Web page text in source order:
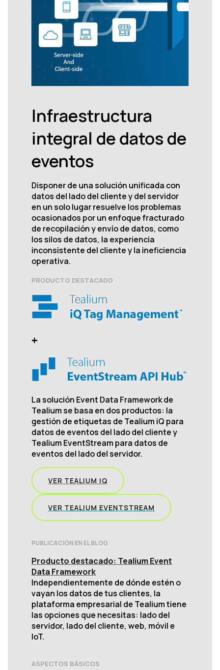
Infraestructura
integral de datos de
eventos
Disponer de una solución unificada con
datos del lado del cliente y del servidor
en un solo lugar resuelve los problemas
ocasionados por un enfoque fracturado
de recopilación y envío de datos, como
los silos de datos, la experiencia
inconsistente del cliente y la ineficiencia
operativa.
PRODUCTO DESTACADO
+
La solución Event Data Framework de
Tealium se basa en dos productos: la
gestión de etiquetas de Tealium iQ para
datos de eventos del lado del cliente y
Tealium EventStream para datos de
eventos del lado del servidor.
VER TEALIUM IQ
VER TEALIUM EVENTSTREAM
PUBLICACIÓN EN EL BLOG
Producto destacado: Tealium Event
Data Framework
Independientemente de dónde estén o
vayan los datos de tus clientes, la
plataforma empresarial de Tealium tiene
las opciones que necesitas: lado del
servidor, lado del cliente, web, móvil e
IoT.
ASPECTOS BÁSICOS